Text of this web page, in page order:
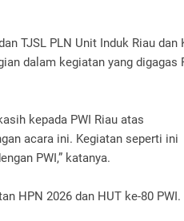
TJSL PLN Unit Induk Riau dan
dalam kegiatan yang digagas
kepada PWI Riau atas
acara ini. Kegiatan seperti ini
PWI,” katanya.
HPN 2026 dan HUT ke-80 PWI.